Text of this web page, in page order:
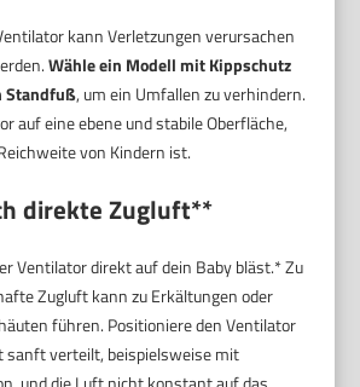
kann Verletzungen verursachen
Wähle ein Modell mit Kippschutz
Standfuß, um ein Umfallen zu verhindern.
auf eine ebene und stabile Oberfläche,
von Kindern ist.
direkte Zugluft**
Ventilator direkt auf dein Baby bläst.* Zu
Zugluft kann zu Erkältungen oder
führen. Positioniere den Ventilator
sanft verteilt, beispielsweise mit